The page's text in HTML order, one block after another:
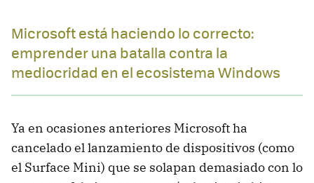
Microsoft está haciendo lo correcto:
emprender una batalla contra la
mediocridad en el ecosistema Windows
Ya en ocasiones anteriores Microsoft ha
cancelado el lanzamiento de dispositivos (como
el Surface Mini) que se solapan demasiado con lo